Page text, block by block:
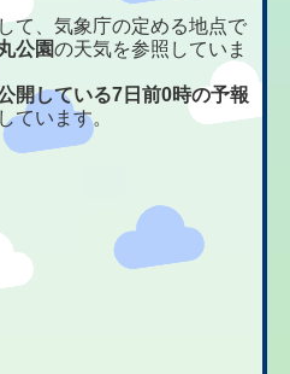
て、気象庁の定める地点で
公園の天気を参照していま
開している7日前0時の予報
ています。